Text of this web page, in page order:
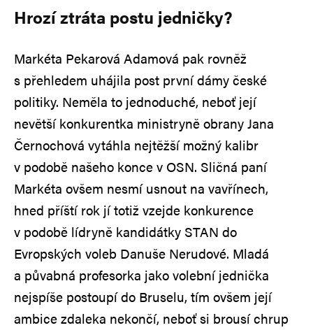
Hrozí ztráta postu jedničky?
Markéta Pekarová Adamová pak rovněž
s přehledem uhájila post první dámy české
politiky. Neměla to jednoduché, neboť její
nevětší konkurentka ministryně obrany Jana
Černochová vytáhla nejtěžší možný kalibr
v podobě našeho konce v OSN. Sličná paní
Markéta ovšem nesmí usnout na vavřínech,
hned příští rok jí totiž vzejde konkurence
v podobě lídryně kandidátky STAN do
Evropských voleb Danuše Nerudové. Mladá
a půvabná profesorka jako volební jednička
nejspíše postoupí do Bruselu, tím ovšem její
ambice zdaleka nekončí, neboť si brousí chrup